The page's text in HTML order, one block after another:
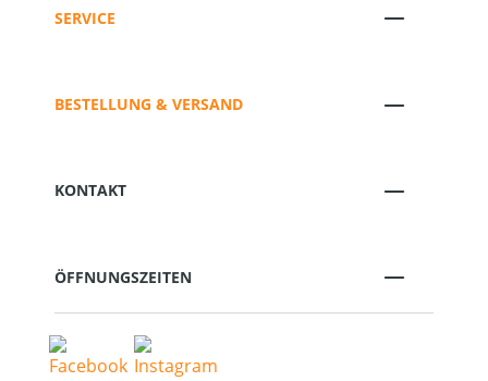
SERVICE
BESTELLUNG & VERSAND
KONTAKT
ÖFFNUNGSZEITEN